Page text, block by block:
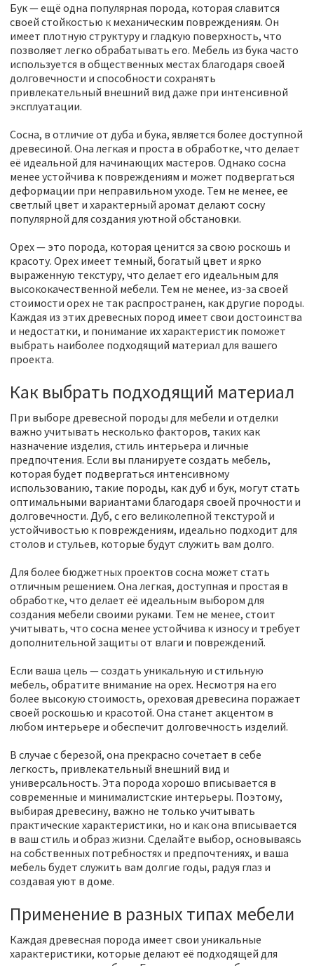
Бук — ещё одна популярная порода, которая славится
своей стойкостью к механическим повреждениям. Он
имеет плотную структуру и гладкую поверхность, что
позволяет легко обрабатывать его. Мебель из бука часто
используется в общественных местах благодаря своей
долговечности и способности сохранять
привлекательный внешний вид даже при интенсивной
эксплуатации.
Сосна, в отличие от дуба и бука, является более доступной
древесиной. Она легкая и проста в обработке, что делает
её идеальной для начинающих мастеров. Однако сосна
менее устойчива к повреждениям и может подвергаться
деформации при неправильном уходе. Тем не менее, ее
светлый цвет и характерный аромат делают сосну
популярной для создания уютной обстановки.
Орех — это порода, которая ценится за свою роскошь и
красоту. Орех имеет темный, богатый цвет и ярко
выраженную текстуру, что делает его идеальным для
высококачественной мебели. Тем не менее, из-за своей
стоимости орех не так распространен, как другие породы.
Каждая из этих древесных пород имеет свои достоинства
и недостатки, и понимание их характеристик поможет
выбрать наиболее подходящий материал для вашего
проекта.
Как выбрать подходящий материал
При выборе древесной породы для мебели и отделки
важно учитывать несколько факторов, таких как
назначение изделия, стиль интерьера и личные
предпочтения. Если вы планируете создать мебель,
которая будет подвергаться интенсивному
использованию, такие породы, как дуб и бук, могут стать
оптимальными вариантами благодаря своей прочности и
долговечности. Дуб, с его великолепной текстурой и
устойчивостью к повреждениям, идеально подходит для
столов и стульев, которые будут служить вам долго.
Для более бюджетных проектов сосна может стать
отличным решением. Она легкая, доступная и простая в
обработке, что делает её идеальным выбором для
создания мебели своими руками. Тем не менее, стоит
учитывать, что сосна менее устойчива к износу и требует
дополнительной защиты от влаги и повреждений.
Если ваша цель — создать уникальную и стильную
мебель, обратите внимание на орех. Несмотря на его
более высокую стоимость, ореховая древесина поражает
своей роскошью и красотой. Она станет акцентом в
любом интерьере и обеспечит долговечность изделий.
В случае с березой, она прекрасно сочетает в себе
легкость, привлекательный внешний вид и
универсальность. Эта порода хорошо вписывается в
современные и минималистские интерьеры. Поэтому,
выбирая древесину, важно не только учитывать
практические характеристики, но и как она вписывается
в ваш стиль и образ жизни. Сделайте выбор, основываясь
на собственных потребностях и предпочтениях, и ваша
мебель будет служить вам долгие годы, радуя глаз и
создавая уют в доме.
Применение в разных типах мебели
Каждая древесная порода имеет свои уникальные
характеристики, которые делают её подходящей для